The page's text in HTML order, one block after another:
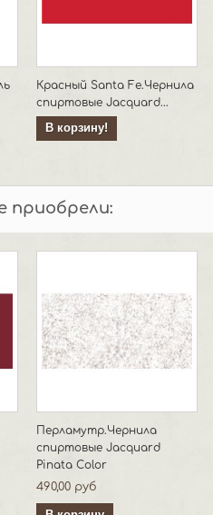
Красный Santa Fe.Чернила
спиртовые Jacquard...
В корзину!
приобрели:
Перламутр.Чернила
спиртовые Jacquard
Pinata Color
490,00 руб